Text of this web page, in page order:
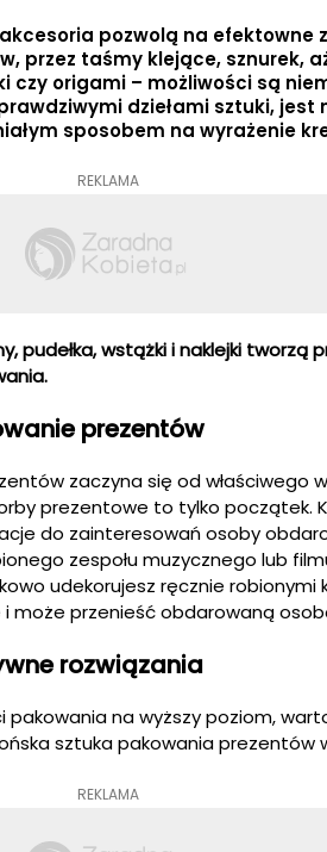
pozwolą na efektowne
przez taśmy klejące, sznurek,
czy origami – możliwości są
dziełami sztuki, jest
sposobem na wyrażenie
REKLAMA
pudełka, wstążki i naklejki tworzą
prezentów
zaczyna się od właściwego
prezentowe to tylko początek.
do zainteresowań osoby
zespołu muzycznego lub
udekorujesz ręcznie robionymi
może przenieść obdarowaną
rozwiązania
na wyższy poziom,
sztuka pakowania prezentów
REKLAMA